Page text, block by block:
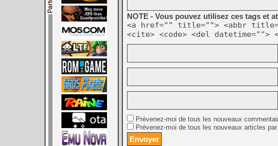
NOTE - Vous pouvez utilisez ces tags et
<a href="" title=""> <abbr
<cite> <code> <del datetime="">
Prévenez-moi de tous les nouveaux
Prévenez-moi de tous les nouveaux articles